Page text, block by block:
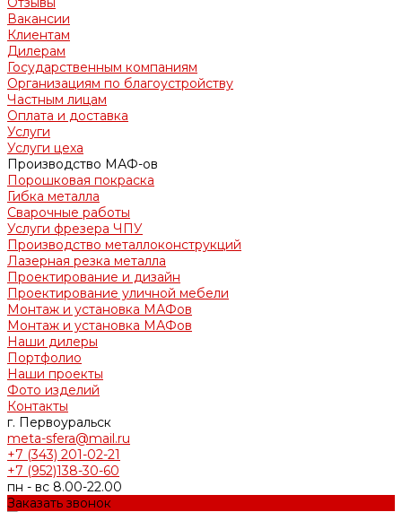
Вакансии
Клиентам
Дилерам
Государственным компаниям
Организациям по благоустройству
Частным лицам
Оплата и доставка
Услуги
Услуги цеха
Производство МАФ-ов
Порошковая покраска
Гибка металла
Сварочные работы
Услуги фрезера ЧПУ
Производство металлоконструкций
Лазерная резка металла
Проектирование и дизайн
Проектирование уличной мебели
Монтаж и установка МАФов
Монтаж и установка МАФов
Наши дилеры
Портфолио
Наши проекты
Фото изделий
Контакты
г. Первоуральск
meta-sfera@mail.ru
+7 (343) 201-02-21
+7 (952)138-30-60
пн - вс 8.00-22.00
Заказать звонок